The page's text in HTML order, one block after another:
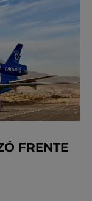
FRENTE